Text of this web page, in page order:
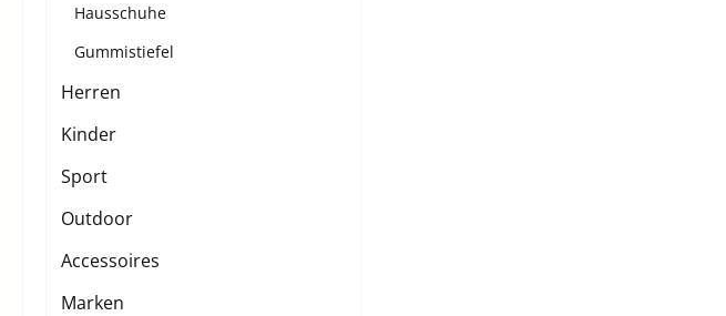
Hausschuhe
Gummistiefel
Herren
Kinder
Sport
Outdoor
Accessoires
Marken